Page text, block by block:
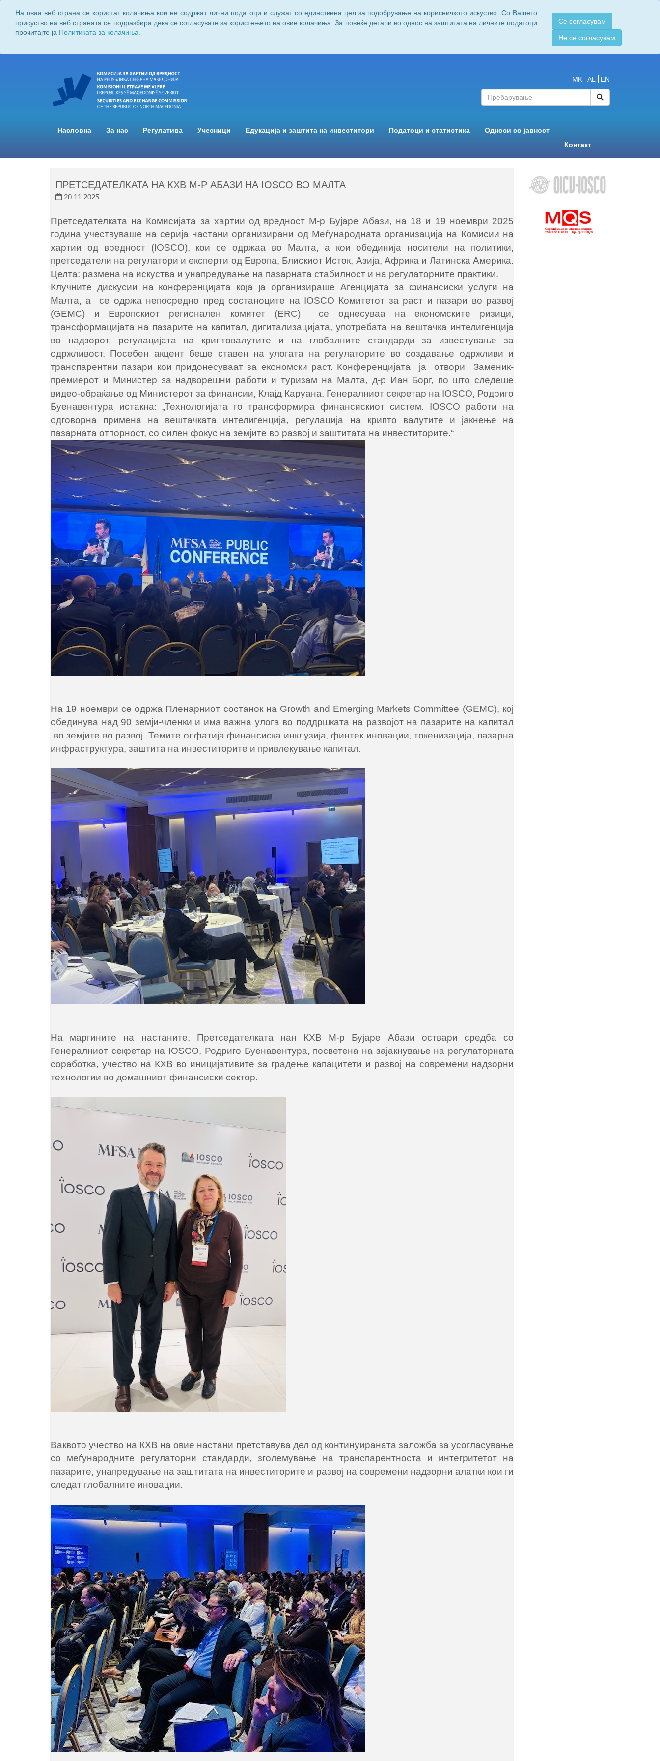
На оваа веб страна се користат колачиња кои не содржат лични податоци и служат со единствена цел за подобрување на корисничкото искуство. Со Вашето
присуство на веб страната се подразбира дека се согласувате за користењето на овие колачиња. За повеќе детали во однос на заштитата на личните податоци
прочитајте ја Политиката за колачиња.
Се согласувам
Не се согласувам
MK AL EN
Насловна За нас Регулатива Учесници Едукација и заштита на инвеститори Податоци и статистика
Односи со јавност
Контакт
ПРЕТСЕДАТЕЛКАТА НА КХВ М-Р АБАЗИ НА IOSCO ВО МАЛТА
20.11.2025
Претседателката на Комисијата за хартии од вредност М-р Бујаре Абази, на 18 и 19 ноември 2025
година учествуваше на серија настани организирани од Меѓународната организација на Комисии на
хартии од вредност (IOSCO), кои се одржаа во Малта, a кои обединија носители на политики,
претседатели на регулатори и експерти од Европа, Блискиот Исток, Азија, Африка и Латинска Америка.
Целта: размена на искуства и унапредување на пазарната стабилност и на регулаторните практики.
Клучните дискусии на конференцијата која ја организираше Агенцијата за финансиски услуги на
Малта, а се одржа непосредно пред состаноците на IOSCO Комитетот за раст и пазари во развој
(GEMC) и Европскиот регионален комитет (ERC) се однесуваа на економските ризици,
трансформацијата на пазарите на капитал, дигитализацијата, употребата на вештачка интелигенција
во надзорот, регулацијата на криптовалутите и на глобалните стандарди за известување за
одржливост. Посебен акцент беше ставен на улогата на регулаторите во создавање одржливи и
транспарентни пазари кои придонесуваат за економски раст. Конференцијата ја отвори Заменик-
премиерот и Министер за надворешни работи и туризам на Малта, д-р Иан Борг, по што следеше
видео-обраќање од Министерот за финансии, Клајд Каруана. Генералниот секретар на IOSCO, Родриго
Буенавентура истакна: „Технологијата го трансформира финансискиот систем. IOSCO работи на
одговорна примена на вештачката интелигенција, регулација на крипто валутите и јакнење на
пазарната отпорност, со силен фокус на земјите во развој и заштитата на инвеститорите.“
На 19 ноември се одржа Пленарниот состанок на Growth and Emerging Markets Committee (GEMC), кој
обединува над 90 земји-членки и има важна улога во поддршката на развојот на пазарите на капитал
во земјите во развој. Темите опфатија финансиска инклузија, финтек иновации, токенизација, пазарна
инфраструктура, заштита на инвеститорите и привлекување капитал.
На маргините на настаните, Претседателката нан КХВ М-р Бујаре Абази оствари средба со
Генералниот секретар на IOSCO, Родриго Буенавентура, посветена на зајакнување на регулаторната
соработка, учество на КХВ во иницијативите за градење капацитети и развој на современи надзорни
технологии во домашниот финансиски сектор.
Ваквото учество на КХВ на овие настани претставува дел од континуираната заложба за усогласување
со меѓународните регулаторни стандарди, зголемување на транспарентноста и интегритетот на
пазарите, унапредување на заштитата на инвеститорите и развој на современи надзорни алатки кои ги
следат глобалните иновации.